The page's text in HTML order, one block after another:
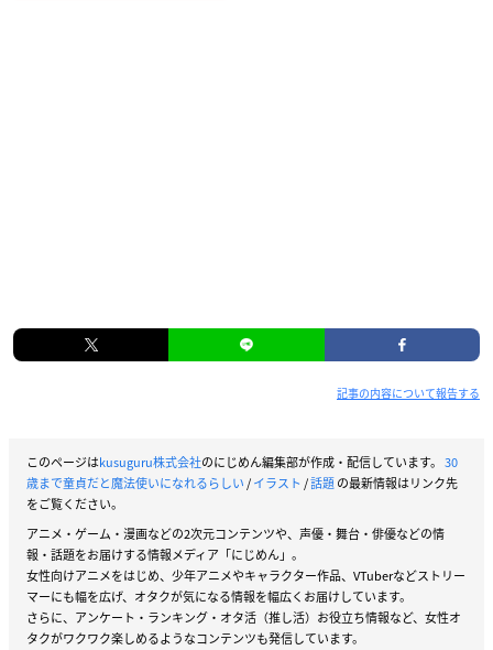
記事の内容について報告する
このページはkusuguru株式会社のにじめん編集部が作成・配信しています。 30
歳まで童貞だと魔法使いになれるらしい/イラスト /話題の最新情報はリンク先
をご覧ください。
アニメ・ゲーム・漫画などの2次元コンテンツや、声優・舞台・俳優などの情
報・話題をお届けする情報メディア「にじめん」。
女性向けアニメをはじめ、少年アニメやキャラクター作品、VTuberなどストリー
マーにも幅を広げ、オタクが気になる情報を幅広くお届けしています。
さらに、アンケート・ランキング・オタ活（推し活）お役立ち情報など、女性オ
タクがワクワク楽しめるようなコンテンツも発信しています。